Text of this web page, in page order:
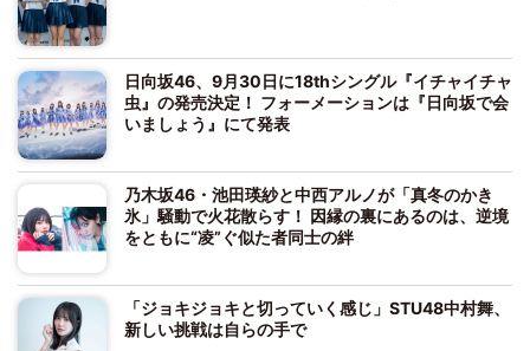
日向坂46、9月30日に18thシングル『イチャイチャ
虫』の発売決定！ フォーメーションは『日向坂で会
いましょう』にて発表
乃木坂46・池田瑛紗と中西アルノが「真冬のかき
氷」騒動で火花散らす！ 因縁の裏にあるのは、逆境
をともに“凌”ぐ似た者同士の絆
「ジョキジョキと切っていく感じ」STU48中村舞、
新しい挑戦は自らの手で